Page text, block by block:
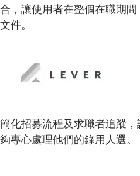
合，讓使用者在整個在職期
文件。
簡化招募流程及求職者追蹤
夠專心處理他們的錄用人選。